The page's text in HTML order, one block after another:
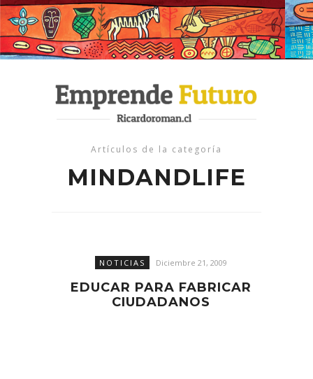
Artículos de la categoría
MINDANDLIFE
NOTICIAS Diciembre 21, 2009
EDUCAR PARA FABRICAR
CIUDADANOS